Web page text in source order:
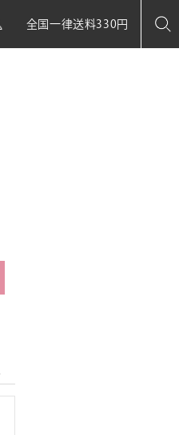
全国一律送料330円